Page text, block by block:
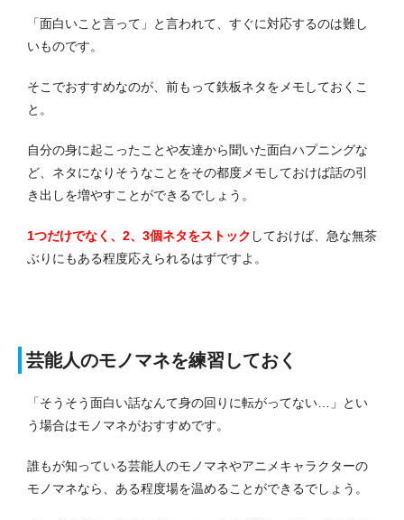
「面白いこと言って」と言われて、すぐに対応するのは難し
いものです。
そこでおすすめなのが、前もって鉄板ネタをメモしておくこ
と。
自分の身に起こったことや友達から聞いた面白ハプニングな
ど、ネタになりそうなことをその都度メモしておけば話の引
き出しを増やすことができるでしょう。
1つだけでなく、2、3個ネタをストック しておけば、急な無茶
ぶりにもある程度応えられるはずですよ。
芸能人のモノマネを練習しておく
「そうそう面白い話なんて身の回りに転がってない…」とい
う場合はモノマネがおすすめです。
誰もが知っている芸能人のモノマネやアニメキャラクターの
モノマネなら、ある程度場を温めることができるでしょう。